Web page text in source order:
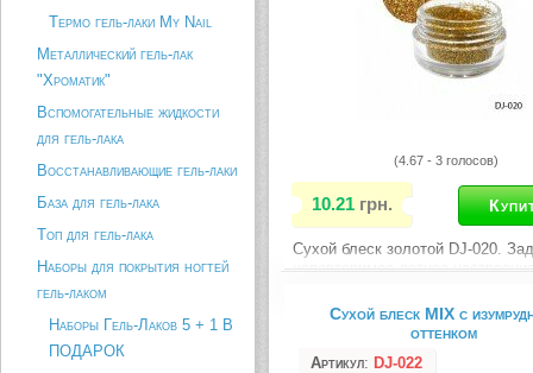
Термо гель-лаки My Nail
Металлический гель-лак
"Хроматик"
Вспомогательные жидкости
для гель-лака
Восстанавливающие гель-лаки
База для гель-лака
Топ для гель-лака
Наборы для покрытия ногтей
гель-лаком
Наборы Гель-Лаков 5 + 1 В
ПОДАРОК
(4.67 - 3 голосов)
10.21 грн.
Сухой блеск золотой DJ-020.
био-тату за счет
эффекта и красивого
оттенка. Также придаст блеска и
оригинальности любому
Сухой блеск MIX c
оттенком
Артикул: DJ-022